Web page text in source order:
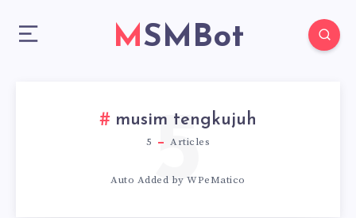
MSMBot
musim tengkujuh
5 Articles
5
Auto Added by WPeMatico